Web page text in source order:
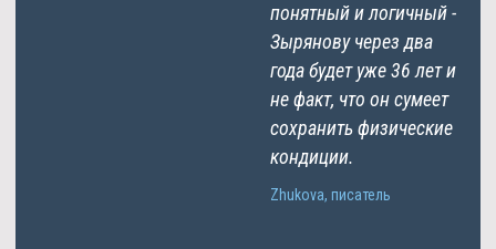
понятный и логичный -
Зырянову через два
года будет уже 36 лет и
не факт, что он сумеет
сохранить физические
кондиции.
Zhukova, писатель